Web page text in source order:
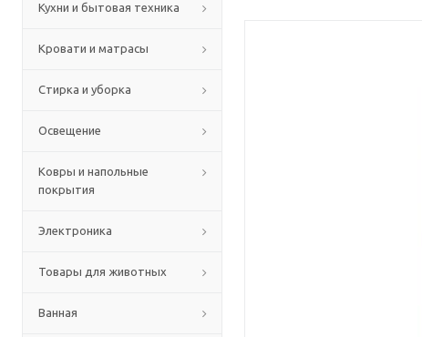
Кухни и бытовая техника
Кровати и матрасы
Стирка и уборка
Освещение
Ковры и напольные
покрытия
Электроника
Товары для животных
Ванная